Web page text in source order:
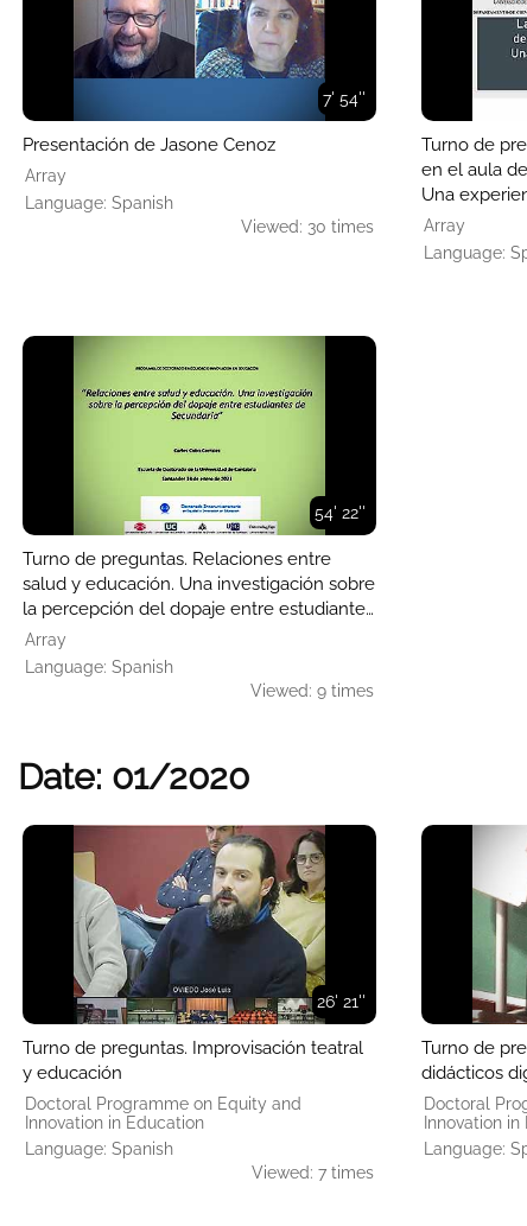
7' 54''
Presentación de Jasone Cenoz
Array
Language: Spanish
Viewed: 30 times
Turno de
en el aula
Una
español
Array
Language:
54' 22''
Turno de preguntas. Relaciones entre
salud y educación. Una investigación sobre
la percepción del dopaje entre estudiantes
de Secundaria
Array
Language: Spanish
Viewed: 9 times
Date: 01/2020
26' 21''
Turno de preguntas. Improvisación teatral
y educación
Doctoral Programme on Equity and
Innovation in Education
Language: Spanish
Viewed: 7 times
Turno de
didácticos
Doctoral
Innovation in
Language: